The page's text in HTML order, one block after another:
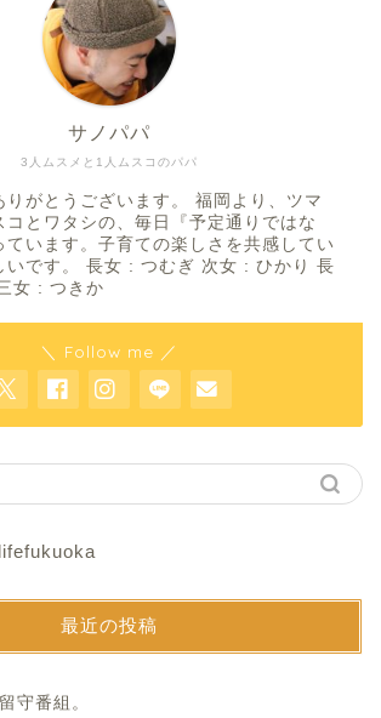
3人ムスメと1人ムスコのパパ
サノパパ
りがとうございます。 福岡より、ツマ
コとワタシの、毎日『予定通りではな
ています。子育ての楽しさを共感してい
いです。 長女 : つむぎ 次女 : ひかり 長
女 : つきか
＼ Follow me ／
最近の投稿
守番組。